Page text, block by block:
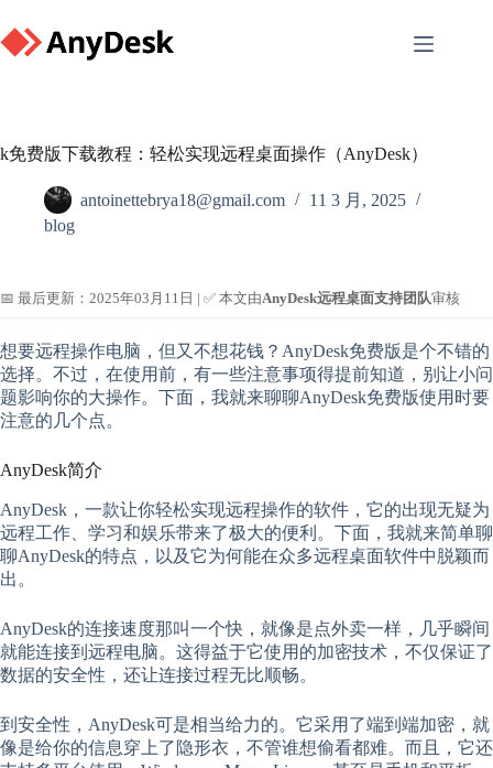
to
content
k免费版下载教程：轻松实现远程桌面操作（AnyDesk）
antoinettebrya18@gmail.com
11 3 月, 2025
blog
📅 最后更新：2025年03月11日 | ✅ 本文由AnyDesk远程桌面支持团队审核
想要远程操作电脑，但又不想花钱？AnyDesk免费版是个不错的
选择。不过，在使用前，有一些注意事项得提前知道，别让小问
题影响你的大操作。下面，我就来聊聊AnyDesk免费版使用时要
注意的几个点。
AnyDesk简介
AnyDesk，一款让你轻松实现远程操作的软件，它的出现无疑为
远程工作、学习和娱乐带来了极大的便利。下面，我就来简单聊
聊AnyDesk的特点，以及它为何能在众多远程桌面软件中脱颖而
出。
AnyDesk的连接速度那叫一个快，就像是点外卖一样，几乎瞬间
就能连接到远程电脑。这得益于它使用的加密技术，不仅保证了
数据的安全性，还让连接过程无比顺畅。
到安全性，AnyDesk可是相当给力的。它采用了端到端加密，就
像是给你的信息穿上了隐形衣，不管谁想偷看都难。而且，它还